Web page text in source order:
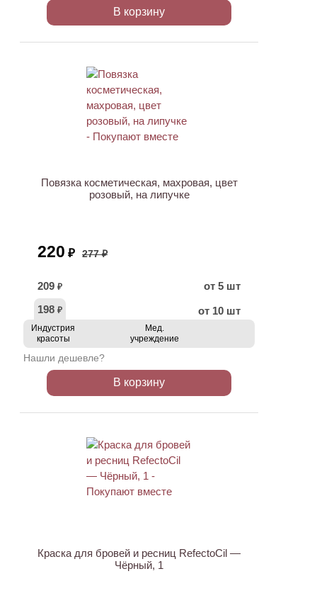
В корзину
Повязка косметическая, махровая, цвет
розовый, на липучке
220 ₽ 277 ₽
209 ₽
от 5 шт
198 ₽ от 10 шт
Индустрия
красоты
Мед.
учреждение
Нашли дешевле?
В корзину
Краска для бровей и ресниц RefectoCil —
Чёрный, 1